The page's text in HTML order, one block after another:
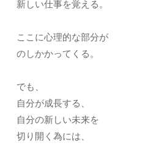
新しい仕事を覚える。
ここに心理的な部分が
のしかかってくる。
でも、
自分が成長する、
自分の新しい未来を
切り開く為には、